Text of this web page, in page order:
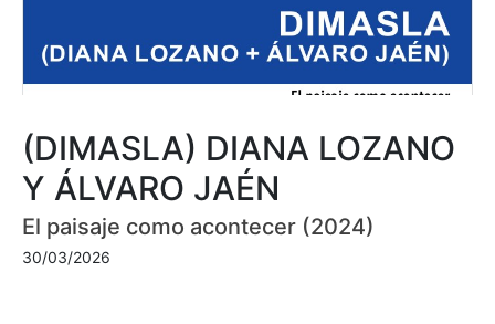
(DIMASLA) DIANA LOZANO
Y ÁLVARO JAÉN
El paisaje como acontecer (2024)
30/03/2026